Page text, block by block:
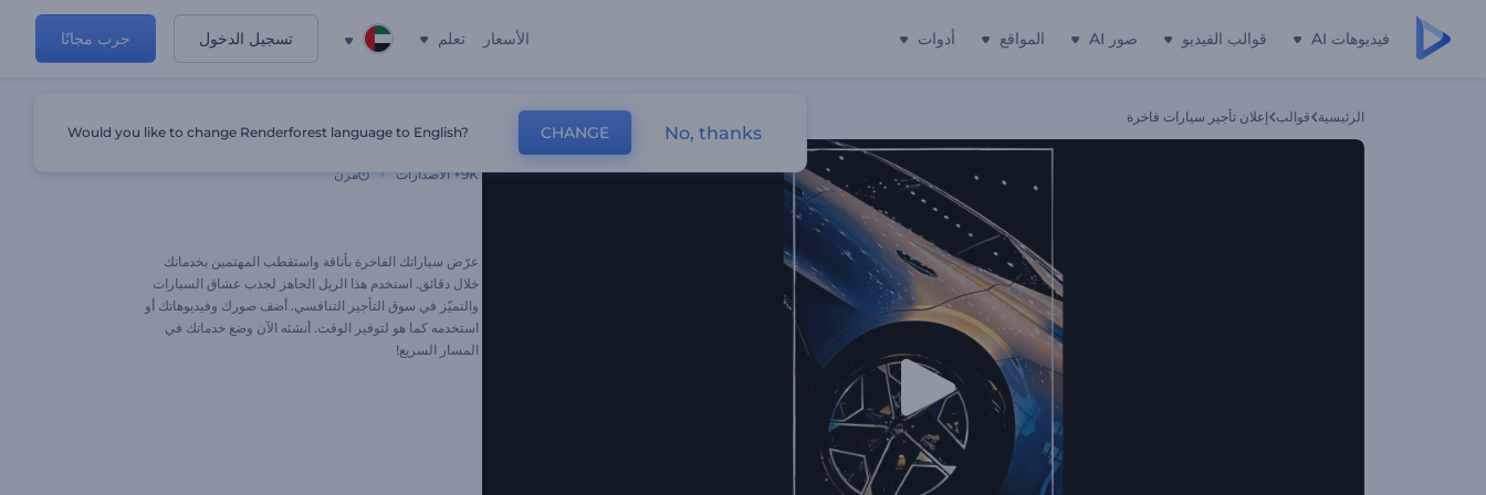
فيديوهات AI قوالب الفيديو صور AI المواقع أدوات الأسعار تعلم تسجيل الدخول جرب مجانًا
الرئيسية قوالب إعلان تأجير سيارات فاخرة
9K+ الاصدارات مرن
عرّض سياراتك الفاخرة بأناقة واستقطب المهتمين بخدماتك
خلال دقائق. استخدم هذا الريل الجاهز لجذب عشاق السيارات
والتميّز في سوق التأجير التنافسي. أضف صورك وفيديوهاتك أو
استخدمه كما هو لتوفير الوقت. أنشئه الآن وضع خدماتك في
المسار السريع!
Would you like to change Renderforest language to English? CHANGE No, thanks